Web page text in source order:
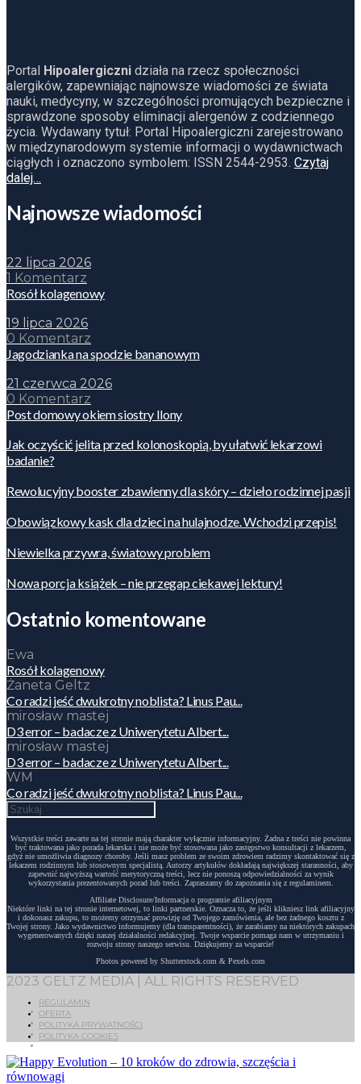
Portal Hipoalergiczni działa na rzecz społeczności
alergików, zapewniając najnowsze wiadomości ze świata
nauki, medycyny, w szczególności promujących bezpieczne i
sprawdzone sposoby eliminacji alergenów z codziennego
życia. Wydawany tytuł: Portal Hipoalergiczni zarejestrowano
w międzynarodowym systemie informacji o wydawnictwach
ciągłych i oznaczono symbolem: ISSN 2544-2953. Czytaj
dalej…
Najnowsze wiadomości
22 lipca 2026
1 Komentarz
Rosół kolagenowy
19 lipca 2026
0 Komentarz
Jagodzianka na spodzie bananowym
21 czerwca 2026
0 Komentarz
Post domowy okiem siostry Ilony
Jak oczyścić jelita przed kolonoskopią, by ułatwić lekarzowi
badanie?
Rewolucyjny booster zbawienny dla skóry – dzieło rodzinnej pasji
Obowiązkowy kask dla dzieci na hulajnodze. Wchodzi przepis!
Niewielka przywra, światowy problem
Nowa porcja książek – nie przegap ciekawej lektury!
Ostatnio komentowane
Ewa
Rosół kolagenowy
Żaneta Geltz
Co radzi jeść dwukrotny noblista? Linus Pau...
mirosław mastej
D3 error – badacze z Uniwerytetu Albert...
mirosław mastej
D3 error – badacze z Uniwerytetu Albert...
WM
Co radzi jeść dwukrotny noblista? Linus Pau...
Wszystkie treści zawarte na tej stronie mają charakter wyłącznie informacyjny. Żadna z treści nie powinna
być traktowana jako porada lekarska i nie może być stosowana jako zastępstwo konsultacji z lekarzem,
gdyż nie umożliwia diagnozy choroby. Jeśli masz problem ze swoim zdrowiem radzimy skontaktować się z
lekarzem rodzinnym lub stosownym specjalistą. Autorzy artykułów dokładają największej staranności, aby
zapewnić najwyższą wartość merytoryczną treści, lecz nie ponoszą odpowiedzialności za wynik
wykorzystania prezentowanych porad lub treści. Zapraszamy do zapoznania się z regulaminem.
Affiliate Disclosure/Informacja o programie afiliacyjnym
Niektóre linki na tej stronie internetowej, to linki partnerskie. Oznacza to, że jeśli klikniesz link afiliacyjny
i dokonasz zakupu, to możemy otrzymać prowizję od Twojego zamówienia, ale bez żadnego kosztu z
Twojej strony. Jako wydawnictwo informujemy (dla transparentności), że zarabiamy na niektórych zakupach
wygenerowanych dzięki naszej działalności redakcyjnej. Twoje wsparcie pomaga nam w utrzymaniu i
rozwoju strony naszego serwisu. Dziękujemy za wsparcie!
Photos powered by Shutterstock.com & Pexels.com
2023 GELTZ MEDIA | ALL RIGHTS RESERVED
REGULAMIN
OFERTA
POLITYKA PRYWATNOŚCI
POLITYKA COOKIES